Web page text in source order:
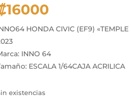
16000
HONDA CIVIC (EF9)
INNO 64
ESCALA 1/64CAJA ACRILICA
existencias